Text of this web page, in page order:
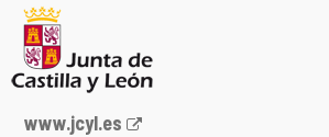
Junta
www.jcyl.es